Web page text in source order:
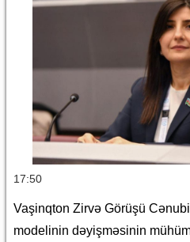
17:50
Vaşinqton Zirvə Görüşü
modelinin dəyişməsinin